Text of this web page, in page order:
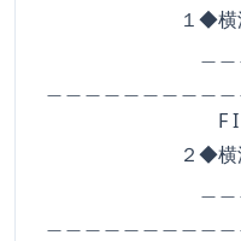
１◆横浜フラ
F I L
２◆横浜フラ